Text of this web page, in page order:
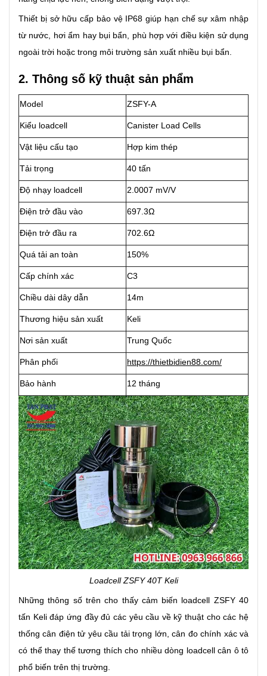
Thiết bị sở hữu cấp bảo vệ IP68 giúp hạn chế sự xâm nhập
từ nước, hơi ẩm hay bụi bẩn, phù hợp với điều kiện sử dụng
ngoài trời hoặc trong môi trường sản xuất nhiều bụi bẩn.
2. Thông số kỹ thuật sản phẩm
Model ZSFY-A
Kiểu loadcell Canister Load Cells
Vật liệu cấu tạo Hợp kim thép
Tải trọng 40 tấn
Độ nhạy loadcell 2.0007 mV/V
Điện trở đầu vào 697.3Ω
Điện trở đầu ra 702.6Ω
Quá tải an toàn 150%
Cấp chính xác C3
Chiều dài dây dẫn 14m
Thương hiệu sản xuất Keli
Nơi sản xuất Trung Quốc
Phân phối https://thietbidien88.com/
Bảo hành 12 tháng
Loadcell ZSFY 40T Keli
Những thông số trên cho thấy cảm biến loadcell ZSFY 40
tấn Keli đáp ứng đầy đủ các yêu cầu về kỹ thuật cho các hệ
thống cân điện tử yêu cầu tải trọng lớn, cân đo chính xác và
có thể thay thế tương thích cho nhiều dòng loadcell cân ô tô
phổ biến trên thị trường.